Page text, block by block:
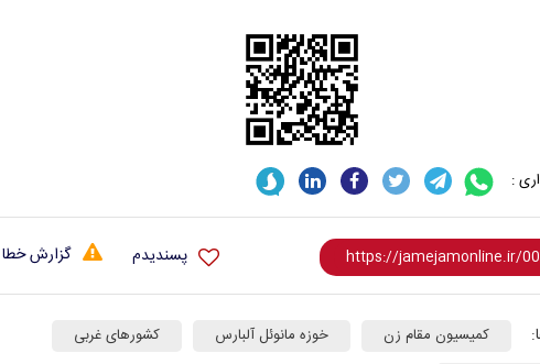
:
گزارش خطا پسندیدم
کمیسیون مقام زن خوزه مانوئل آلبارس
کشورهای غربی